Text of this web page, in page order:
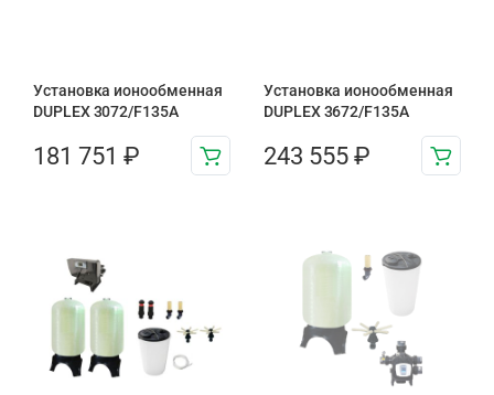
Установка ионообменная
DUPLEX 3072/F135A
181 751 ₽
Установка ионообменная
DUPLEX 3672/F135A
243 555 ₽